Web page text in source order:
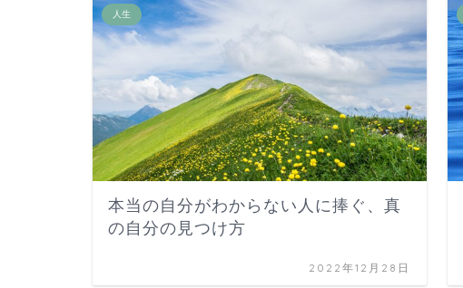
人生
本当の自分がわからない人に捧ぐ、真
の自分の見つけ方
2022年12月28日